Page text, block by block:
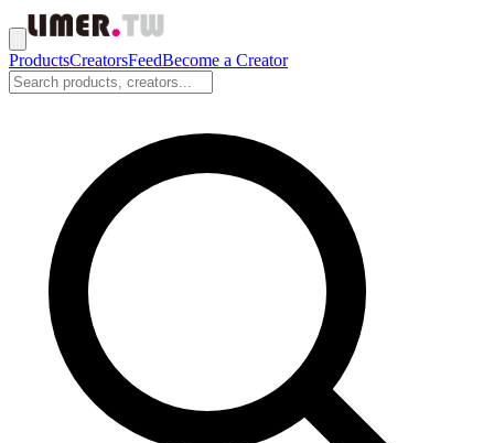
ProductsCreatorsFeedBecome a Creator